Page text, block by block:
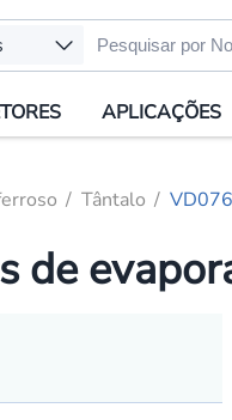
APLICAÇÕES
Tântalo
de